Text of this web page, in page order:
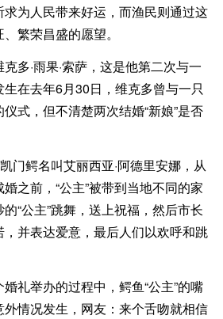
为人民带来好运，而渔民则通过这
繁荣昌盛的愿望。
多·雨果·索萨，这是他第二次与一
在去年6月30日，维克多曾与一只
式，但不清楚两次结婚“新娘”是否
门鳄名叫艾丽西亚·阿德里安娜，从
之前，“公主”被带到当地不同的家
“公主”跳舞，送上祝福，然后市长
并表达爱意，最后人们以欢呼和跳
礼举办的过程中，鳄鱼“公主”的嘴
情况发生，网友：来个舌吻就相信